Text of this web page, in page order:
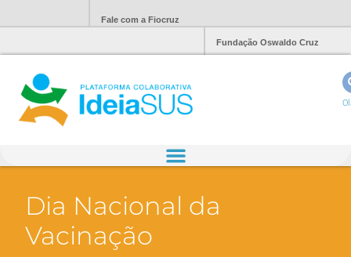
Fale com a Fiocruz
Fundação Oswaldo Cruz
Dia Nacional da
Vacinação